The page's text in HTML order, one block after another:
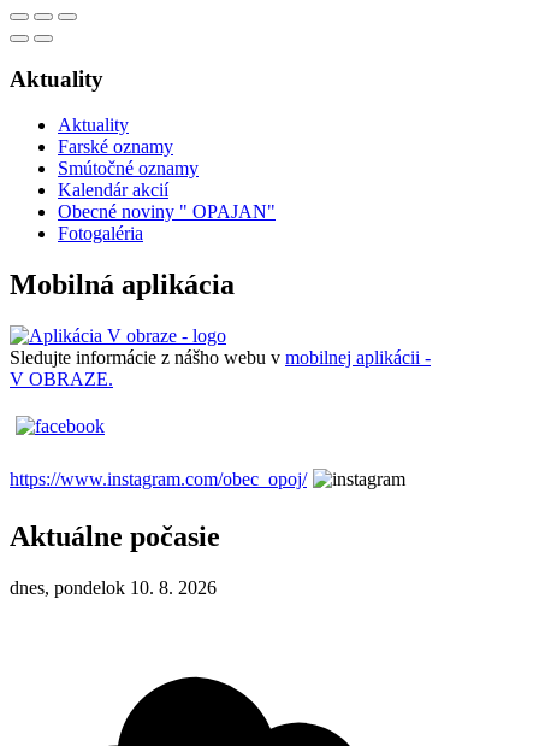
Aktuality
Aktuality
Farské oznamy
Smútočné oznamy
Kalendár akcií
Obecné noviny " OPAJAN"
Fotogaléria
Mobilná aplikácia
Sledujte informácie z nášho webu v mobilnej aplikácii -
V OBRAZE.
https://www.instagram.com/obec_opoj/
Aktuálne počasie
dnes, pondelok 10. 8. 2026